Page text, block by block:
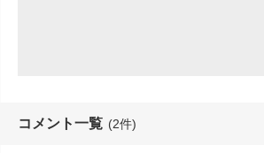
コメント一覧 (2件)